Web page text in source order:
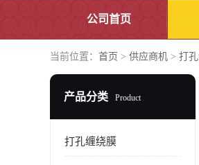
公司首页
当前位置： 首页 > 供应商机 > 打
产品分类 Product
打孔缠绕膜